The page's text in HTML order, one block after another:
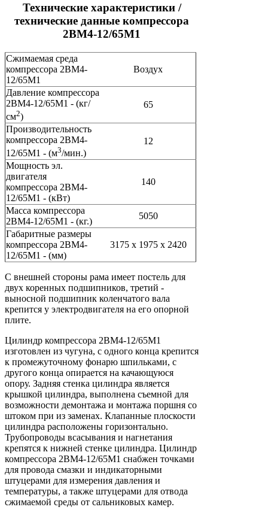
Технические характеристики /
технические данные компрессора
2ВМ4-12/65М1
Сжимаемая среда
компрессора 2ВМ4-
12/65М1
Воздух
Давление компрессора
2ВМ4-12/65М1 - (кг/
см2)
65
Производительность
компрессора 2ВМ4-
12/65М1 - (м3/мин.)
12
Мощность эл.
двигателя
компрессора 2ВМ4-
12/65М1 - (кВт)
140
Масса компрессора
2ВМ4-12/65М1 - (кг.)
5050
Габаритные размеры
компрессора 2ВМ4-
12/65М1 - (мм)
3175 х 1975 х 2420
С внешней стороны рама имеет постель для
двух коренных подшипников, третий -
выносной подшипник коленчатого вала
крепится у электродвигателя на его опорной
плите.
Цилиндр компрессора 2ВМ4-12/65М1
изготовлен из чугуна, с одного конца крепится
к промежуточному фонарю шпильками, с
другого конца опирается на качающуюся
опору. Задняя стенка цилиндра является
крышкой цилиндра, выполнена съемной для
возможности демонтажа и монтажа поршня со
штоком при из заменах. Клапанные плоскости
цилиндра расположены горизонтально.
Трубопроводы всасывания и нагнетания
крепятся к нижней стенке цилиндра. Цилиндр
компрессора 2ВМ4-12/65М1 снабжен точками
для провода смазки и индикаторными
штуцерами для измерения давления и
температуры, а также штуцерами для отвода
сжимаемой среды от сальниковых камер.